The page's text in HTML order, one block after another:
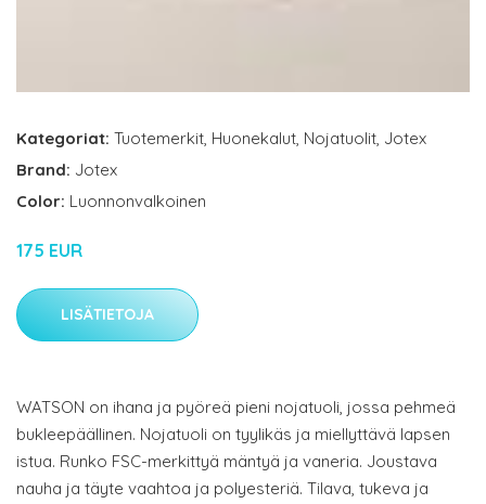
Kategoriat: Tuotemerkit, Huonekalut, Nojatuolit, Jotex
Brand: Jotex
Color: Luonnonvalkoinen
175 EUR
LISÄTIETOJA
WATSON on ihana ja pyöreä pieni nojatuoli, jossa pehmeä
bukleepäällinen. Nojatuoli on tyylikäs ja miellyttävä lapsen
istua. Runko FSC-merkittyä mäntyä ja vaneria. Joustava
nauha ja täyte vaahtoa ja polyesteriä. Tilava, tukeva ja